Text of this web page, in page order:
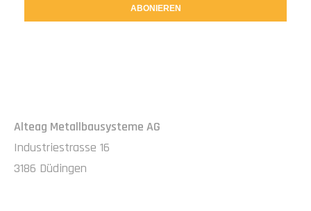
ABONIEREN
Alteag Metallbausysteme AG
Industriestrasse 16
3186 Düdingen